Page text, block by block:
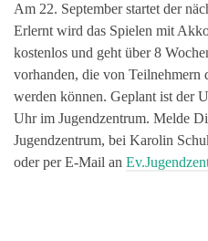
Am 22. September startet der
Erlernt wird das Spielen mit
kostenlos und geht über 8
vorhanden, die von Teilnehmern
werden können. Geplant ist der
Uhr im Jugendzentrum. Melde
Jugendzentrum, bei Karolin
oder per E-Mail an